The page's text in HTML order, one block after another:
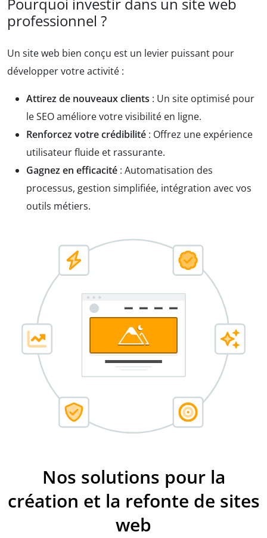
Pourquoi investir dans un site web
professionnel ?
Un site web bien conçu est un levier puissant pour
développer votre activité :
Attirez de nouveaux clients : Un site optimisé pour
le SEO améliore votre visibilité en ligne.
Renforcez votre crédibilité : Offrez une expérience
utilisateur fluide et rassurante.
Gagnez en efficacité : Automatisation des
processus, gestion simplifiée, intégration avec vos
outils métiers.
Nos solutions pour la
création et la refonte de sites
web